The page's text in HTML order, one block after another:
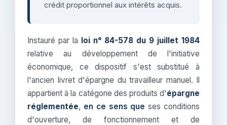
crédit proportionnel aux intérêts acquis.
Instauré par la loi n° 84-578 du 9 juillet 1984
relative au développement de l'initiative
économique, ce dispositif s'est substitué à
l'ancien livret d'épargne du travailleur manuel. Il
appartient à la catégorie des produits d'épargne
réglementée, en ce sens que ses conditions
d'ouverture, de fonctionnement et de